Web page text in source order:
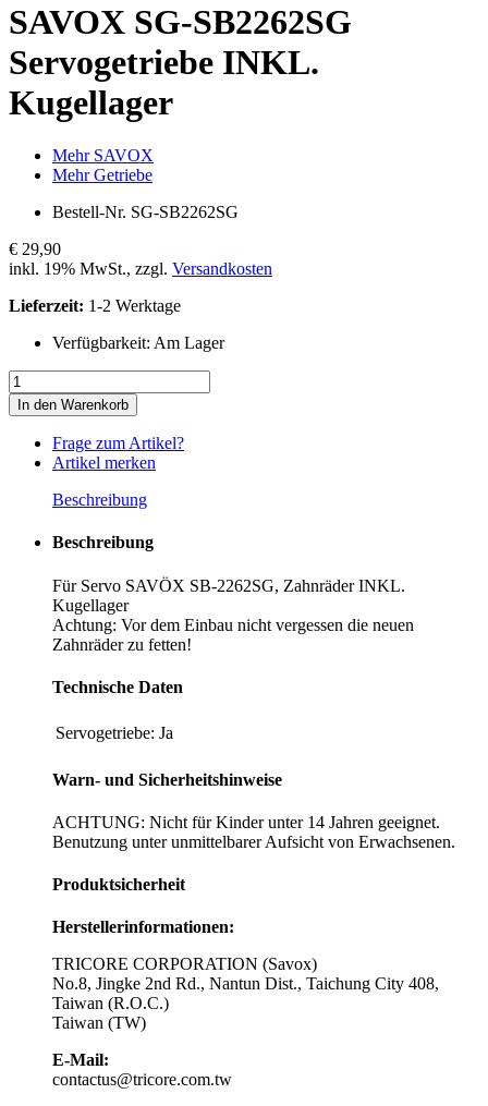
SAVOX SG-SB2262SG
Servogetriebe INKL.
Kugellager
Mehr SAVOX
Mehr Getriebe
Bestell-Nr. SG-SB2262SG
€ 29,90
inkl. 19% MwSt., zzgl. Versandkosten
Lieferzeit: 1-2 Werktage
Verfügbarkeit: Am Lager
In den Warenkorb
Frage zum Artikel?
Artikel merken
Beschreibung
Beschreibung
Für Servo SAVÖX SB-2262SG, Zahnräder INKL.
Kugellager
Achtung: Vor dem Einbau nicht vergessen die neuen
Zahnräder zu fetten!
Technische Daten
Servogetriebe: Ja
Warn- und Sicherheitshinweise
ACHTUNG: Nicht für Kinder unter 14 Jahren geeignet.
Benutzung unter unmittelbarer Aufsicht von Erwachsenen.
Produktsicherheit
Herstellerinformationen:
TRICORE CORPORATION (Savox)
No.8, Jingke 2nd Rd., Nantun Dist., Taichung City 408,
Taiwan (R.O.C.)
Taiwan (TW)
E-Mail:
contactus@tricore.com.tw